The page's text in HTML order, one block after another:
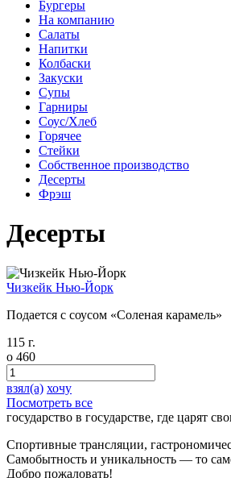
Бургеры
На компанию
Салаты
Напитки
Колбаски
Закуски
Супы
Гарниры
Соус/Хлеб
Горячее
Стейки
Собственное производство
Десерты
Фрэш
Десерты
Чизкейк Нью-Йорк
Подается с соусом «Соленая карамель»
115 г.
o 460
взял(а) хочу
Посмотреть все
государство в государстве, где царят
Спортивные трансляции,
Самобытность и уникальность — то
Добро пожаловать!